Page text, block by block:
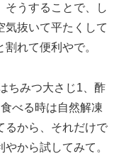
そうすることで、し
気抜いて平たくして
れて便利やで。
ちみつ大さじ1、酢
べる時は自然解凍
るから、それだけで
から試してみて。